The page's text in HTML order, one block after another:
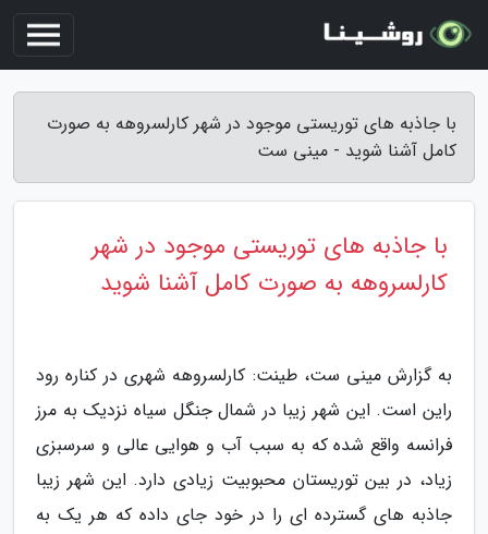
با جاذبه های توریستی موجود در شهر کارلسروهه به صورت
کامل آشنا شوید - مینی ست
با جاذبه های توریستی موجود در شهر
کارلسروهه به صورت کامل آشنا شوید
به گزارش مینی ست، طینت: کارلسروهه شهری در کناره رود
راین است. این شهر زیبا در شمال جنگل سیاه نزدیک به مرز
فرانسه واقع شده که به سبب آب و هوایی عالی و سرسبزی
زیاد، در بین توریستان محبوبیت زیادی دارد. این شهر زیبا
جاذبه های گسترده ای را در خود جای داده که هر یک به